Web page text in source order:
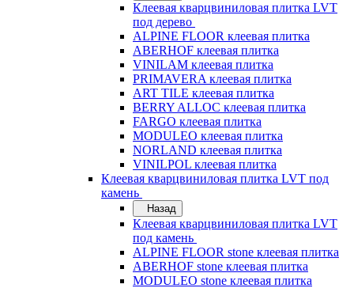
Клеевая кварцвиниловая плитка LVT
под дерево
ALPINE FLOOR клеевая плитка
ABERHOF клеевая плитка
VINILAM клеевая плитка
PRIMAVERA клеевая плитка
ART TILE клеевая плитка
BERRY ALLOC клеевая плитка
FARGO клеевая плитка
MODULEO клеевая плитка
NORLAND клеевая плитка
VINILPOL клеевая плитка
Клеевая кварцвиниловая плитка LVT под
камень
Назад
Клеевая кварцвиниловая плитка LVT
под камень
ALPINE FLOOR stone клеевая плитка
ABERHOF stone клеевая плитка
MODULEO stone клеевая плитка